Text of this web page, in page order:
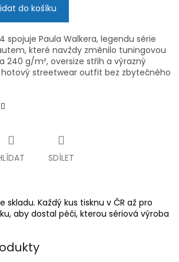
do košíku
spojuje Paula Walkera, legendu série
které navždy změnilo tuningovou
240 g/m², oversize střih a výrazný
streetwear outfit bez zbytečného
SDÍLET
skladu. Každý kus tisknu v ČR až pro
aby dostal péči, kterou sériová výroba